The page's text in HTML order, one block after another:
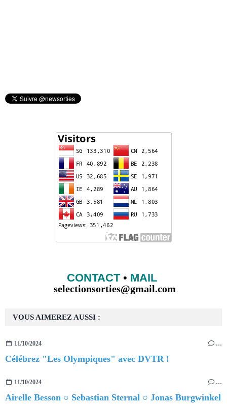
VOUS AIMEREZ AUSSI :
11/10/2024 …
Célébrez "Les Olympiques" avec DVTR !
11/10/2024 …
Airelle Besson ○ Sebastian Sternal ○ Jonas Burgwinkel
CONTACT• MAIL
selectionsorties@gmail.com